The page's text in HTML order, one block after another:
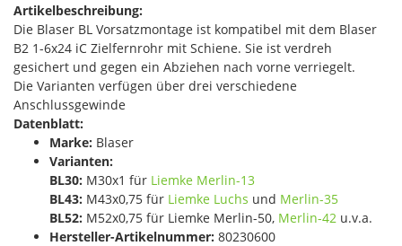
Artikelbeschreibung:
Die Blaser BL Vorsatzmontage ist kompatibel mit dem Blaser
B2 1-6x24 iC Zielfernrohr mit Schiene. Sie ist verdreh
gesichert und gegen ein Abziehen nach vorne verriegelt.
Die Varianten verfügen über drei verschiedene
Anschlussgewinde
Datenblatt:
Marke: Blaser
Varianten:
BL30: M30x1 für Liemke Merlin-13
BL43: M43x0,75 für Liemke Luchs und Merlin-35
BL52: M52x0,75 für Liemke Merlin-50, Merlin-42 u.v.a.
Hersteller-Artikelnummer: 80230600